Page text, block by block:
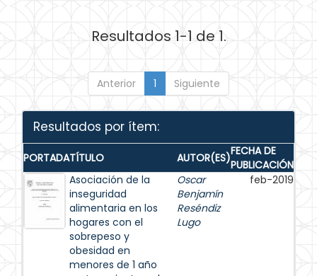
Resultados 1-1 de 1.
Anterior 1 Siguiente
Resultados por ítem:
PORTADATÍTULO AUTOR(ES)FECHA DE
PUBLICACIÓN
Asociación de la
inseguridad
alimentaria en los
hogares con el
sobrepeso y
obesidad en
menores de 1 año
Oscar
Benjamín
Reséndiz
Lugo
feb-2019